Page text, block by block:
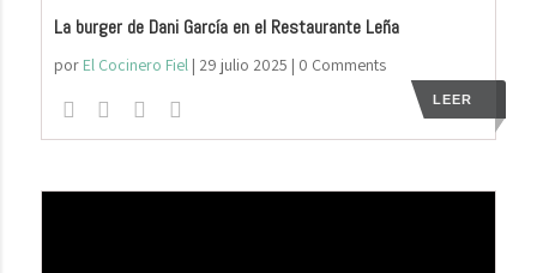
La burger de Dani García en el Restaurante Leña
por El Cocinero Fiel| 29 julio 2025 | 0 Comments
LEER